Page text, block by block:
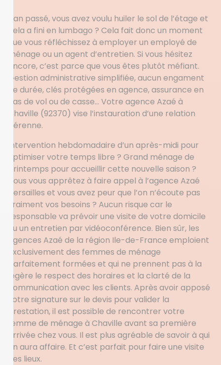
L’an passé, vous avez voulu huiler le sol de l’étage et
cela a fini en lumbago ? Cela fait donc un moment
que vous réfléchissez à employer un employé de
ménage ou un agent d’entretien. Si vous hésitez
encore, c’est parce que vous êtes plutôt méfiant.
Gestion administrative simplifiée, aucun engament
de durée, clés protégées en agence, assurance en
cas de vol ou de casse… Votre agence Azaé à
Chaville (92370) vise l’instauration d’une relation
pérenne.
Intervention hebdomadaire d’un après-midi pour
optimiser votre temps libre ? Grand ménage de
printemps pour accueillir cette nouvelle saison ?
Vous vous apprêtez à faire appel à l’agence Azaé
Versailles et vous avez peur que l’on n’écoute pas
vraiment vos besoins ? Aucun risque car le
responsable va prévoir une visite de votre domicile
ou un entretien par vidéoconférence. Bien sûr, les
agences Azaé de la région Ile-de-France emploient
exclusivement des femmes de ménage
parfaitement formées et qui ne prennent pas à la
légère le respect des horaires et la clarté de la
communication avec les clients. Après avoir apposé
votre signature sur le devis pour valider la
prestation, il est possible de rencontrer votre
femme de ménage à Chaville avant sa première
arrivée chez vous. Il est plus agréable de savoir à qui
on aura affaire. Et c’est parfait pour faire une visite
des lieux.